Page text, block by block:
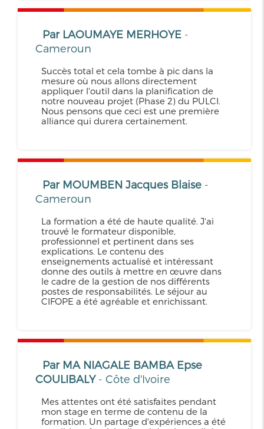
Par LAOUMAYE MERHOYE -
Cameroun
Succès total et cela tombe à pic dans la
mesure où nous allons directement
appliquer l'outil dans la planification de
notre nouveau projet (Phase 2) du PULCI.
Nous pensons que ceci est une première
alliance qui durera certainement.
Par MOUMBEN Jacques Blaise -
Cameroun
La formation a été de haute qualité. J'ai
trouvé le formateur disponible,
professionnel et pertinent dans ses
explications. Le contenu des
enseignements actualisé et intéressant
donne des outils à mettre en œuvre dans
le cadre de la gestion de nos différents
postes de responsabilités. Le séjour au
CIFOPE a été agréable et enrichissant.
Par MA NIAGALE BAMBA Epse
COULIBALY- Côte d'Ivoire
Mes attentes ont été satisfaites pendant
mon stage en terme de contenu de la
formation. Un partage d'expériences a été